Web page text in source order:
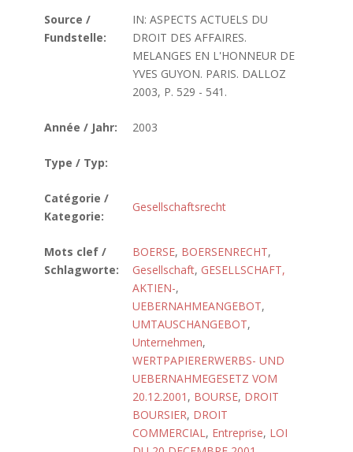
Source /
Fundstelle:
IN: ASPECTS ACTUELS DU
DROIT DES AFFAIRES.
MELANGES EN L'HONNEUR DE
YVES GUYON. PARIS. DALLOZ
2003, P. 529 - 541.
Année / Jahr: 2003
Type / Typ:
Catégorie /
Kategorie:
Gesellschaftsrecht
Mots clef /
Schlagworte:
BOERSE, BOERSENRECHT,
Gesellschaft, GESELLSCHAFT,
AKTIEN-,
UEBERNAHMEANGEBOT,
UMTAUSCHANGEBOT,
Unternehmen,
WERTPAPIERERWERBS- UND
UEBERNAHMEGESETZ VOM
20.12.2001 , BOURSE, DROIT
BOURSIER, DROIT
COMMERCIAL, Entreprise, LOI